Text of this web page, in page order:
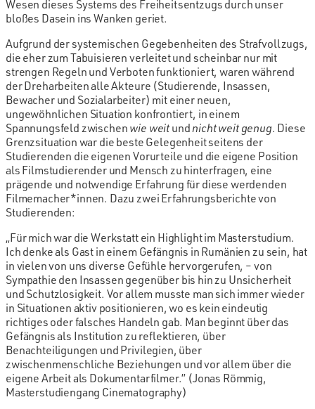
Wesen dieses Systems des Freiheitsentzugs durch unser
bloßes Dasein ins Wanken geriet.
Aufgrund der systemischen Gegebenheiten des Strafvollzugs,
die eher zum Tabuisieren verleitet und scheinbar nur mit
strengen Regeln und Verboten funktioniert, waren während
der Dreharbeiten alle Akteure (Studierende, Insassen,
Bewacher und Sozialarbeiter) mit einer neuen,
ungewöhnlichen Situation konfrontiert, in einem
Spannungsfeld zwischenwie weitundnicht weit genug. Diese
Grenzsituation war die beste Gelegenheit seitens der
Studierenden die eigenen Vorurteile und die eigene Position
als Filmstudierender und Mensch zu hinterfragen, eine
prägende und notwendige Erfahrung für diese werdenden
Filmemacher*innen. Dazu zwei Erfahrungsberichte von
Studierenden:
„Für mich war die Werkstatt ein Highlight im Masterstudium.
Ich denke als Gast in einem Gefängnis in Rumänien zu sein, hat
in vielen von uns diverse Gefühle hervorgerufen, – von
Sympathie den Insassen gegenüber bis hin zu Unsicherheit
und Schutzlosigkeit. Vor allem musste man sich immer wieder
in Situationen aktiv positionieren, wo es kein eindeutig
richtiges oder falsches Handeln gab. Man beginnt über das
Gefängnis als Institution zu reflektieren, über
Benachteiligungen und Privilegien, über
zwischenmenschliche Beziehungen und vor allem über die
eigene Arbeit als Dokumentarfilmer.” (Jonas Römmig,
Masterstudiengang Cinematography)